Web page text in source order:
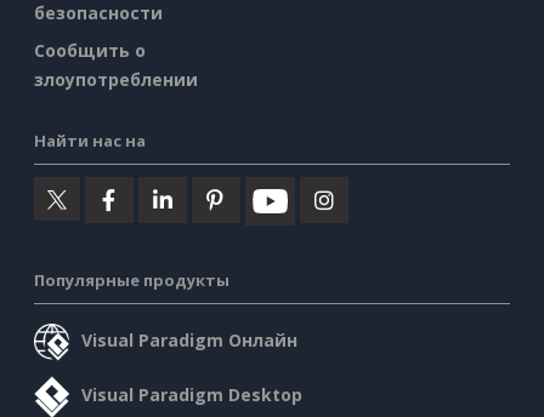
безопасности
Сообщить о
злоупотреблении
Найти нас на
Популярные продукты
Visual Paradigm Онлайн
Visual Paradigm Desktop